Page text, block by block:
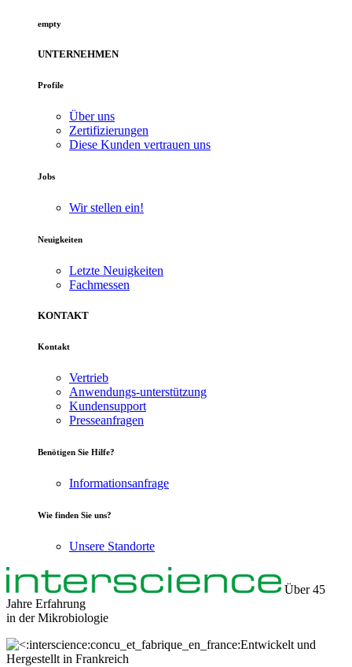
empty
UNTERNEHMEN
Profile
Über uns
Zertifizierungen
Diese Kunden vertrauen uns
Jobs
Wir stellen ein!
Neuigkeiten
Letzte Neuigkeiten
Fachmessen
KONTAKT
Kontakt
Vertrieb
Anwendungs-unterstützung
Kundensupport
Presseanfragen
Benötigen Sie Hilfe?
Informationsanfrage
Wie finden Sie uns?
Unsere Standorte
Über 45
Jahre Erfahrung
in derMikrobiologie
Entwickelt und
Hergestellt in Frankreich